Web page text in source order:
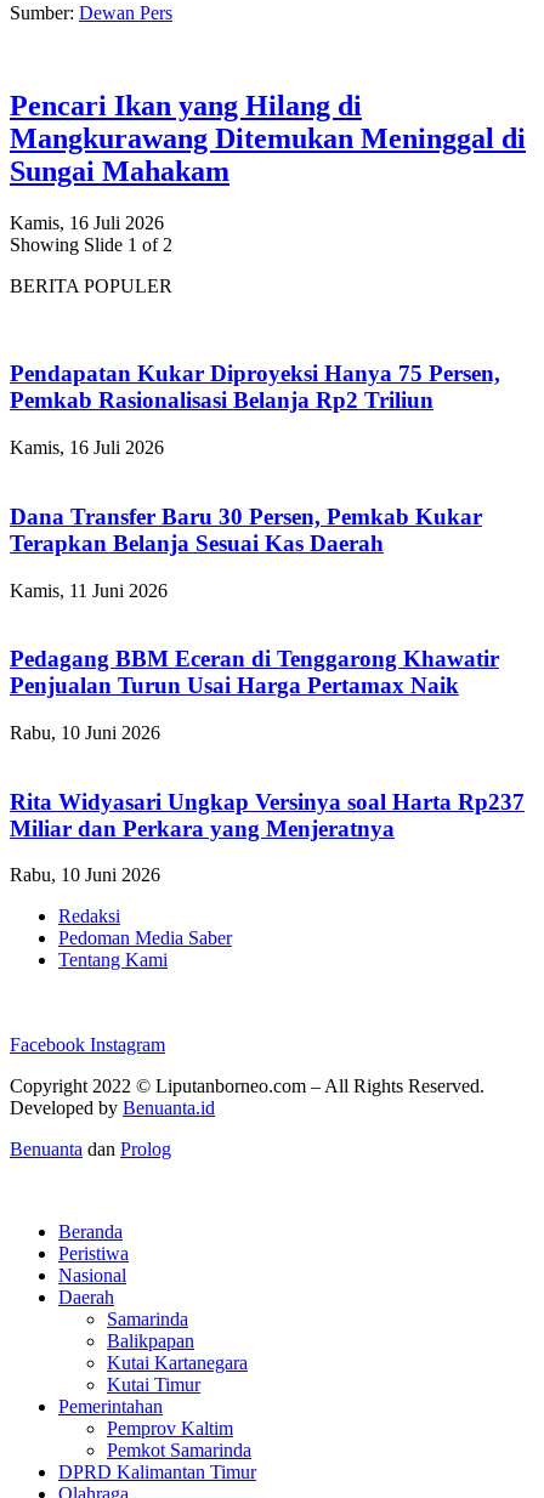
Sumber: Dewan Pers
Pencari Ikan yang Hilang di
Mangkurawang Ditemukan Meninggal di
Sungai Mahakam
Kamis, 16 Juli 2026
Showing Slide 1 of 2
BERITA POPULER
Pendapatan Kukar Diproyeksi Hanya 75 Persen,
Pemkab Rasionalisasi Belanja Rp2 Triliun
Kamis, 16 Juli 2026
Dana Transfer Baru 30 Persen, Pemkab Kukar
Terapkan Belanja Sesuai Kas Daerah
Kamis, 11 Juni 2026
Pedagang BBM Eceran di Tenggarong Khawatir
Penjualan Turun Usai Harga Pertamax Naik
Rabu, 10 Juni 2026
Rita Widyasari Ungkap Versinya soal Harta Rp237
Miliar dan Perkara yang Menjeratnya
Rabu, 10 Juni 2026
Redaksi
Pedoman Media Saber
Tentang Kami
Facebook Instagram
Copyright 2022 © Liputanborneo.com – All Rights Reserved.
Developed by Benuanta.id
Benuanta dan Prolog
Beranda
Peristiwa
Nasional
Daerah
Samarinda
Balikpapan
Kutai Kartanegara
Kutai Timur
Pemerintahan
Pemprov Kaltim
Pemkot Samarinda
DPRD Kalimantan Timur